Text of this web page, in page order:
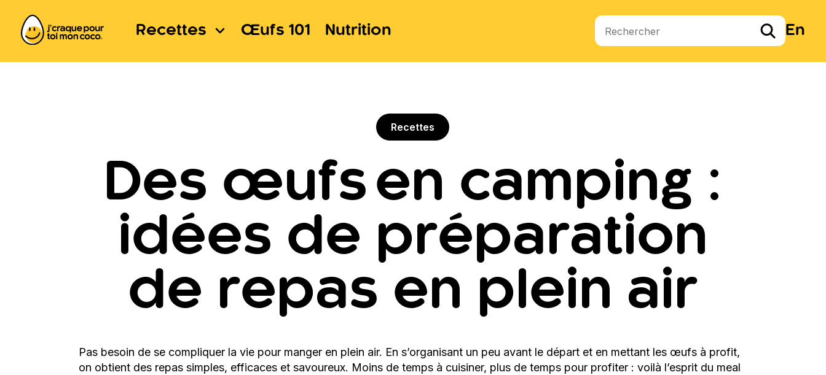
Recettes Œufs 101 Nutrition Termes de recherche En
Recettes
Des œufs en camping :
idées de préparation
de repas en plein air
Pas besoin de se compliquer la vie pour manger en plein air. En s’organisant un peu avant le départ et en mettant les œufs à profit,
on obtient des repas simples, efficaces et savoureux. Moins de temps à cuisiner, plus de temps pour profiter : voilà l’esprit du meal